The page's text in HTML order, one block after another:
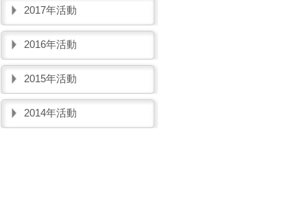
2017年活動
2016年活動
2015年活動
2014年活動